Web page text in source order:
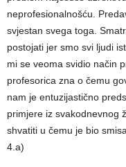
neprofesionalnošću.
svjestan svega toga.
postojati jer smo svi ljudi
mi se veoma svidio način
profesorica zna o čemu
nam je entuzijastično
primjere iz svakodnevnog
shvatiti u čemu je bio
4.a)